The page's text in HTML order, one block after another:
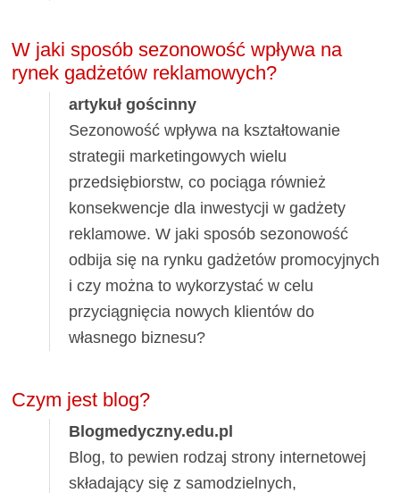
W jaki sposób sezonowość wpływa na
rynek gadżetów reklamowych?
artykuł gościnny
Sezonowość wpływa na kształtowanie
strategii marketingowych wielu
przedsiębiorstw, co pociąga również
konsekwencje dla inwestycji w gadżety
reklamowe. W jaki sposób sezonowość
odbija się na rynku gadżetów promocyjnych
i czy można to wykorzystać w celu
przyciągnięcia nowych klientów do
własnego biznesu?
Czym jest blog?
Blogmedyczny.edu.pl
Blog, to pewien rodzaj strony internetowej
składający się z samodzielnych,